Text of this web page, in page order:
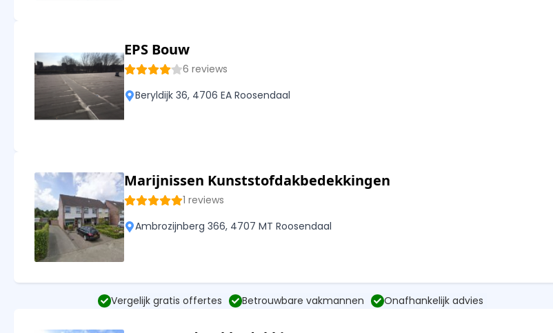
EPS Bouw
6 reviews
Beryldijk 36, 4706 EA Roosendaal
Marijnissen Kunststofdakbedekkingen
1 reviews
Ambrozijnberg 366, 4707 MT Roosendaal
Vergelijk gratis offertes Betrouwbare vakmannen Onafhankelijk advies